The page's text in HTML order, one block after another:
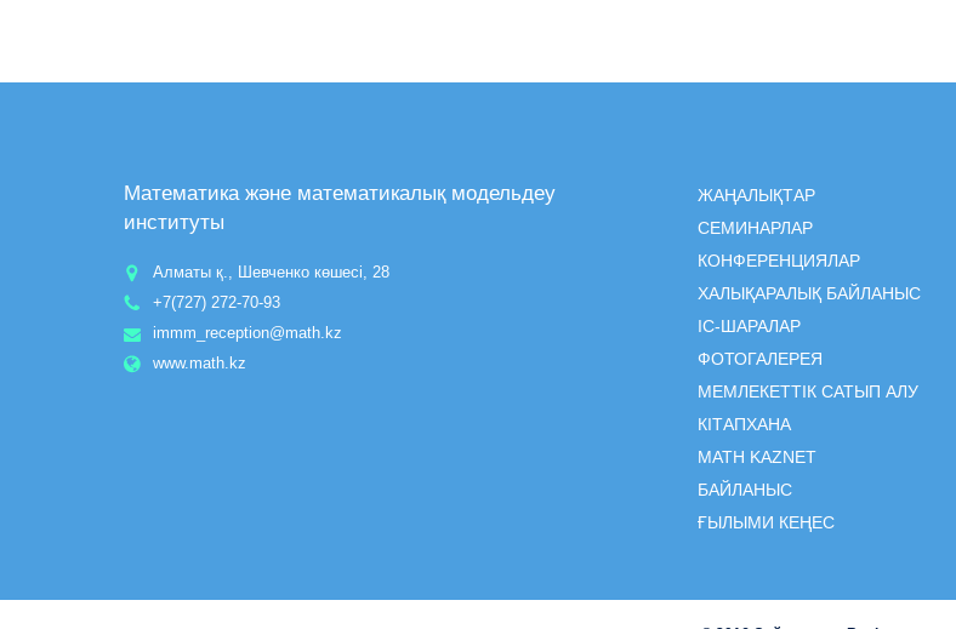
Математика және математикалық модельдеу
институты
Алматы қ., Шевченко көшесі, 28
+7(727) 272-70-93
immm_reception@math.kz
www.math.kz
ЖАҢАЛЫҚТАР
СЕМИНАРЛАР
КОНФЕРЕНЦИЯЛАР
ХАЛЫҚАРАЛЫҚ БАЙЛАНЫС
ІC-ШАРАЛАР
ФОТОГАЛЕРЕЯ
МЕМЛЕКЕТТІК САТЫП АЛУ
КІТАПХАНА
MATH KAZNET
БАЙЛАНЫС
ҒЫЛЫМИ КЕҢЕС